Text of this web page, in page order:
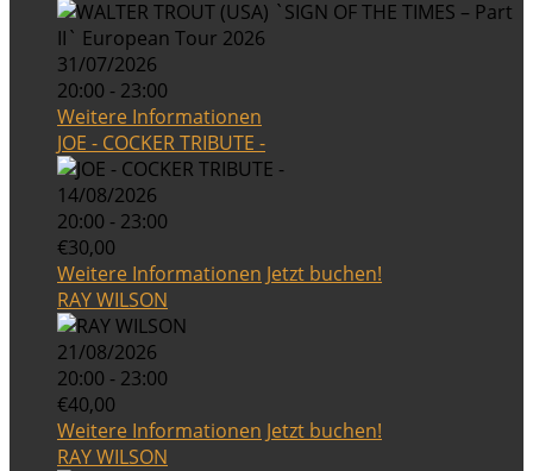
31/07/2026
20:00 - 23:00
Weitere Informationen
JOE - COCKER TRIBUTE -
14/08/2026
20:00 - 23:00
€30,00
Weitere Informationen Jetzt buchen!
RAY WILSON
21/08/2026
20:00 - 23:00
€40,00
Weitere Informationen Jetzt buchen!
RAY WILSON